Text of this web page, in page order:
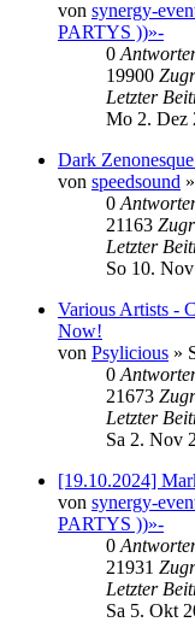
von synergy-
PARTYS ))»-
0
19900
Letzter
Mo 2. Dez
Dark
von speedsound »
0
21163
Letzter
So 10.
Various Artists -
Now!
von Psylicious »
0
21673
Letzter
Sa 2. Nov
[19.10.2024]
von synergy-
PARTYS ))»-
0
21931
Letzter
Sa 5. Okt